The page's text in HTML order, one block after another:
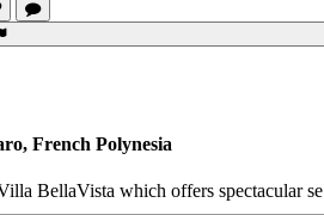
French Polynesia
BellaVista which offers spectacular se